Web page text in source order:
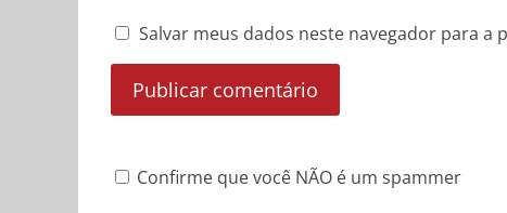
Salvar meus dados neste navegador para a
Confirme que você NÃO é um spammer